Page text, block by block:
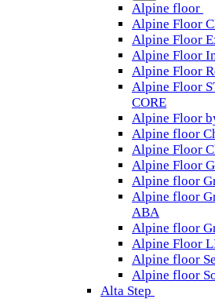
Alpine floor
Alpine Floor
Alpine Floor
Alpine Floor
Alpine Floor
Alpine Floor
CORE
Alpine Floor
Alpine floor
Alpine Floor
Alpine Floor
Alpine floor
Alpine floor
ABA
Alpine floor
Alpine Floor
Alpine floor
Alpine floor
Alta Step